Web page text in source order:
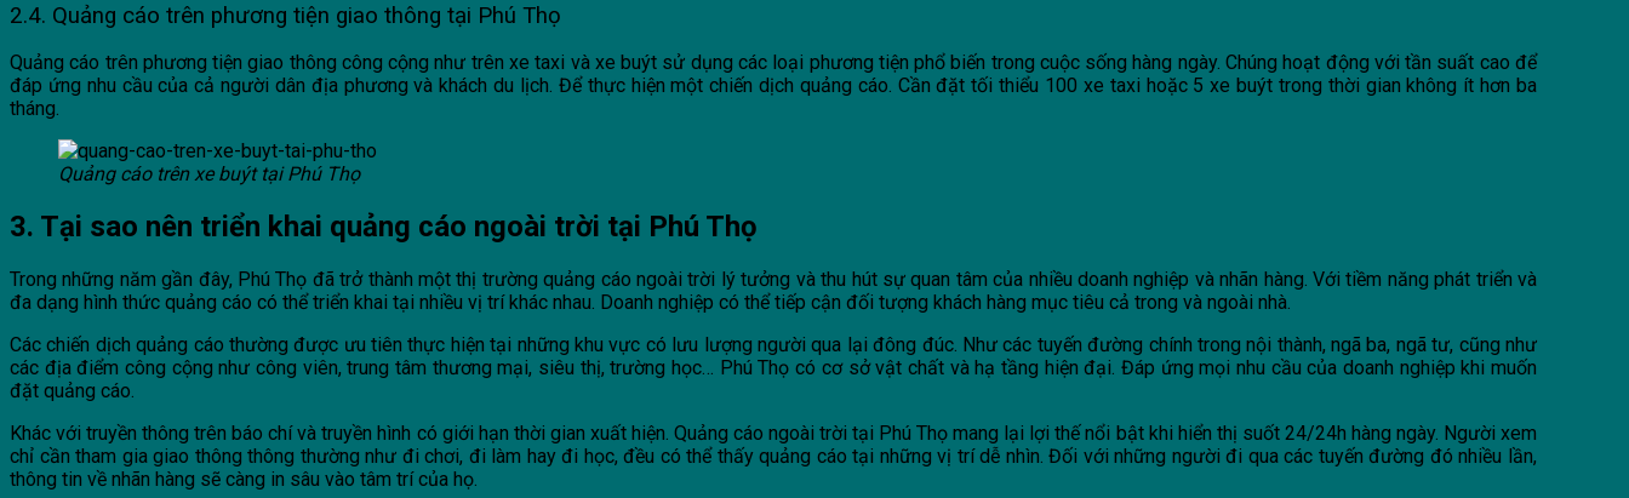
2.4. Quảng cáo trên phương tiện giao thông tại Phú Thọ
Quảng cáo trên phương tiện giao thông công cộng như trên xe taxi và xe buýt sử dụng các loại phương tiện phổ biến trong cuộc sống hàng ngày. Chúng hoạt động với tần suất cao để
đáp ứng nhu cầu của cả người dân địa phương và khách du lịch. Để thực hiện một chiến dịch quảng cáo. Cần đặt tối thiểu 100 xe taxi hoặc 5 xe buýt trong thời gian không ít hơn ba
tháng.
Quảng cáo trên xe buýt tại Phú Thọ
3. Tại sao nên triển khai quảng cáo ngoài trời tại Phú Thọ
Trong những năm gần đây, Phú Thọ đã trở thành một thị trường quảng cáo ngoài trời lý tưởng và thu hút sự quan tâm của nhiều doanh nghiệp và nhãn hàng. Với tiềm năng phát triển và
đa dạng hình thức quảng cáo có thể triển khai tại nhiều vị trí khác nhau. Doanh nghiệp có thể tiếp cận đối tượng khách hàng mục tiêu cả trong và ngoài nhà.
Các chiến dịch quảng cáo thường được ưu tiên thực hiện tại những khu vực có lưu lượng người qua lại đông đúc. Như các tuyến đường chính trong nội thành, ngã ba, ngã tư, cũng như
các địa điểm công cộng như công viên, trung tâm thương mại, siêu thị, trường học… Phú Thọ có cơ sở vật chất và hạ tầng hiện đại. Đáp ứng mọi nhu cầu của doanh nghiệp khi muốn
đặt quảng cáo.
Khác với truyền thông trên báo chí và truyền hình có giới hạn thời gian xuất hiện. Quảng cáo ngoài trời tại Phú Thọ mang lại lợi thế nổi bật khi hiển thị suốt 24/24h hàng ngày. Người xem
chỉ cần tham gia giao thông thông thường như đi chơi, đi làm hay đi học, đều có thể thấy quảng cáo tại những vị trí dễ nhìn. Đối với những người đi qua các tuyến đường đó nhiều lần,
thông tin về nhãn hàng sẽ càng in sâu vào tâm trí của họ.